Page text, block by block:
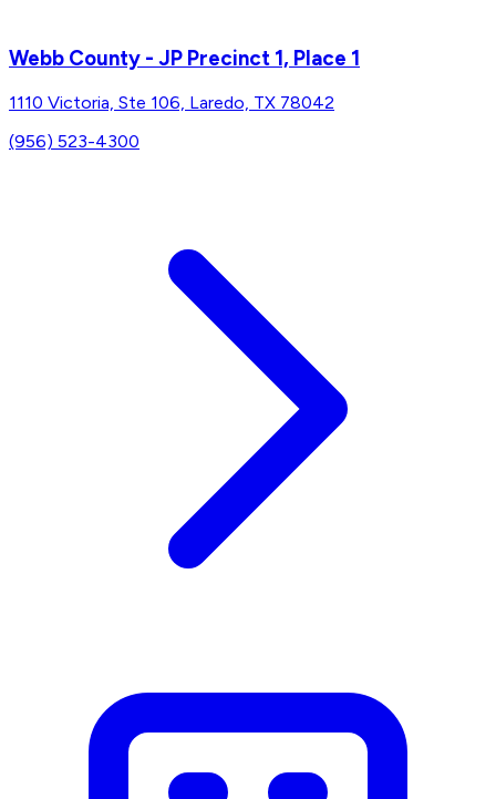
Webb County - JP Precinct 1, Place 1
1110 Victoria, Ste 106, Laredo, TX 78042
(956) 523-4300